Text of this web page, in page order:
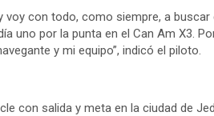
voy con todo, como siempre, a
uno por la punta en el Can Am X3.
y mi equipo”, indicó el piloto.
con salida y meta en la ciudad de